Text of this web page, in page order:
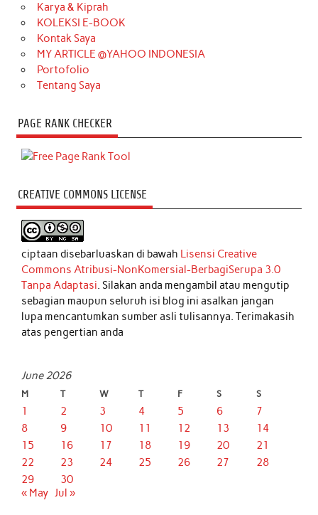
Karya & Kiprah
KOLEKSI E-BOOK
Kontak Saya
MY ARTICLE @YAHOO INDONESIA
Portofolio
Tentang Saya
PAGE RANK CHECKER
CREATIVE COMMONS LICENSE
ciptaan disebarluaskan di bawah Lisensi Creative
Commons Atribusi-NonKomersial-BerbagiSerupa 3.0
Tanpa Adaptasi. Silakan anda mengambil atau mengutip
sebagian maupun seluruh isi blog ini asalkan jangan
lupa mencantumkan sumber asli tulisannya. Terimakasih
atas pengertian anda
June 2026
M T W T F S S
1 2 3 4 5 6
7
8
9 10 11 12 13
14
15
16 17 18 19 20
21
22
23 24 25 26 27
28
29
30
« May Jul »